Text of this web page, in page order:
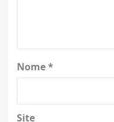
Nome*
Site